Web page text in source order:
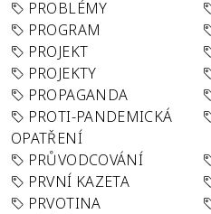
PROBLÉMY
PROGRAM
PROJEKT
PROJEKTY
PROPAGANDA
PROTI-PANDEMICKÁ
OPATŘENÍ
PRŮVODCOVÁNÍ
PRVNÍ KAZETA
PRVOTINA